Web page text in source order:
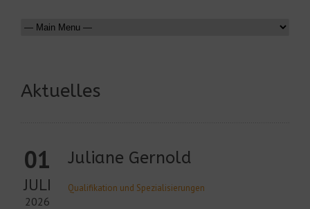
Aktuelles
01
JULI
2026
Juliane Gernold
Qualifikation und Spezialisierungen